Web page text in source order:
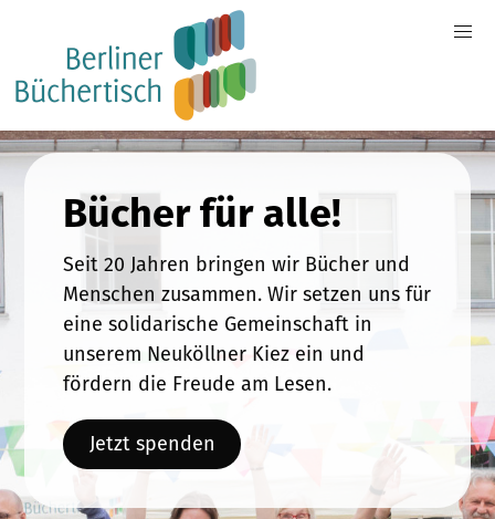
Bücher für alle!
Seit 20 Jahren bringen wir Bücher und
Menschen zusammen. Wir setzen uns für
eine solidarische Gemeinschaft in
unserem Neuköllner Kiez ein und
fördern die Freude am Lesen.
Jetzt spenden